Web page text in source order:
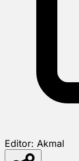
Editor: Akmal